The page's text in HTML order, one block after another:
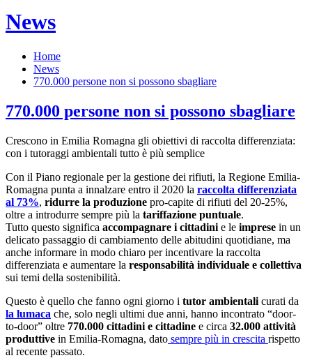
News
Home
News
770.000 persone non si possono sbagliare
770.000 persone non si possono sbagliare
Crescono in Emilia Romagna gli obiettivi di raccolta differenziata:
con i tutoraggi ambientali tutto è più semplice
Con il Piano regionale per la gestione dei rifiuti, la Regione Emilia-
Romagna punta a innalzare entro il 2020 la raccolta differenziata
al 73%, ridurre la produzione pro-capite di rifiuti del 20-25%,
oltre a introdurre sempre più la tariffazione puntuale.
Tutto questo significa accompagnare i cittadini e le imprese in un
delicato passaggio di cambiamento delle abitudini quotidiane, ma
anche informare in modo chiaro per incentivare la raccolta
differenziata e aumentare la responsabilità individuale e collettiva
sui temi della sostenibilità.
Questo è quello che fanno ogni giorno i tutor ambientali curati da
la lumaca che, solo negli ultimi due anni, hanno incontrato “door-
to-door” oltre 770.000 cittadini e cittadine e circa 32.000 attività
produttive in Emilia-Romagna, dato sempre più in crescita rispetto
al recente passato.